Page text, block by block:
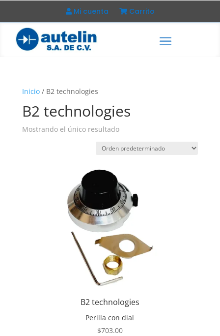
Mi cuenta Carrito
Inicio/ B2 technologies
B2 technologies
Mostrando el único resultado
B2 technologies
Perilla con dial
$703.00